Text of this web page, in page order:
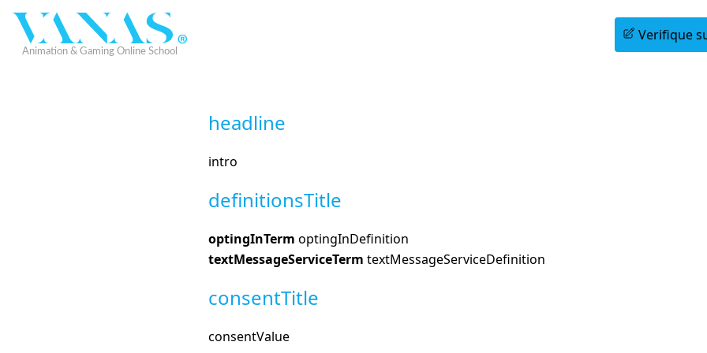
Verifique
headline
intro
definitionsTitle
optingInTerm optingInDefinition
textMessageServiceTerm textMessageServiceDefinition
consentTitle
consentValue